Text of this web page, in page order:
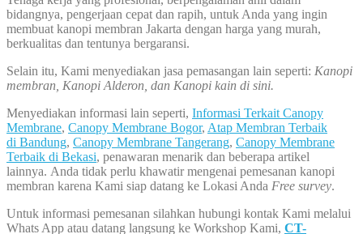
bidangnya, pengerjaan cepat dan rapih, untuk Anda yang ingin
membuat kanopi membran Jakarta dengan harga yang murah,
berkualitas dan tentunya bergaransi.
Selain itu, Kami menyediakan jasa pemasangan lain seperti: Kanopi
membran, Kanopi Alderon, dan Kanopi kain di sini.
Menyediakan informasi lain seperti, Informasi Terkait Canopy
Membrane, Canopy Membrane Bogor, Atap Membran Terbaik
di Bandung, Canopy Membrane Tangerang, Canopy Membrane
Terbaik di Bekasi, penawaran menarik dan beberapa artikel
lainnya. Anda tidak perlu khawatir mengenai pemesanan kanopi
membran karena Kami siap datang ke Lokasi Anda Free survey.
Untuk informasi pemesanan silahkan hubungi kontak Kami melalui
Whats App atau datang langsung ke Workshop Kami, CT-